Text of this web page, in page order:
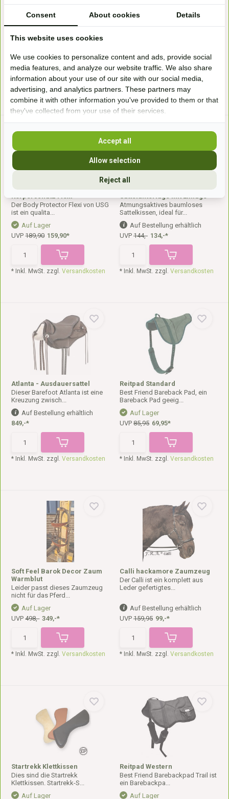
Sheepskin Barebackpad by
Engel. Die Barebackpad ...
Auf Lager
Versandkosten
Jodphur Reithose mit Taschen
USG Jacki in braun ...
Versandkosten
Körperschutz Flexi
Der Body Protector Flexi von USG
ist ein qualita...
Auf Lager
UVP189,90 159,90*
* Inkl. MwSt. zzgl.Versandkosten
Sattelunterlage mit Einlage
Atmungsaktives baumloses
Sattelkissen, ideal für...
Auf Bestellung erhältlich
UVP 144,- 134,-*
* Inkl. MwSt. zzgl. Versandkosten
Atlanta - Ausdauersattel
Dieser Barefoot Atlanta ist eine
Kreuzung zwisch...
Auf Bestellung erhältlich
849,-*
* Inkl. MwSt. zzgl.Versandkosten
Reitpad Standard
Best Friend Bareback Pad, ein
Bareback Pad geeig...
Auf Lager
UVP 85,95 69,95*
* Inkl. MwSt. zzgl. Versandkosten
Soft Feel Barok Decor Zaum
Warmblut
Leider passt dieses Zaumzeug
nicht für das Pferd...
Auf Lager
UVP498,- 349,-*
* Inkl. MwSt. zzgl.Versandkosten
Calli hackamore Zaumzeug
Der Calli ist ein komplett aus
Leder gefertigtes...
Auf Bestellung erhältlich
UVP 159,95 99,-*
* Inkl. MwSt. zzgl. Versandkosten
Startrekk Klettkissen
Dies sind die Startrekk
Klettkissen. Startrekk-S...
Auf Lager
Reitpad Western
Best Friend Barebackpad Trail ist
ein Barebackpa...
Auf Lager
Consent About cookies Details
This website uses cookies
We use cookies to personalize content and ads, provide social
media features, and analyze our website traffic. We also share
information about your use of our site with our social media,
advertising, and analytics partners. These partners may
combine it with other information you've provided to them or that
they've collected from your use of their services.
Reject all
Allow selection
Accept all